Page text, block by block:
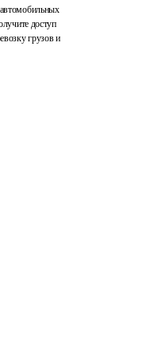
доступ
грузов и